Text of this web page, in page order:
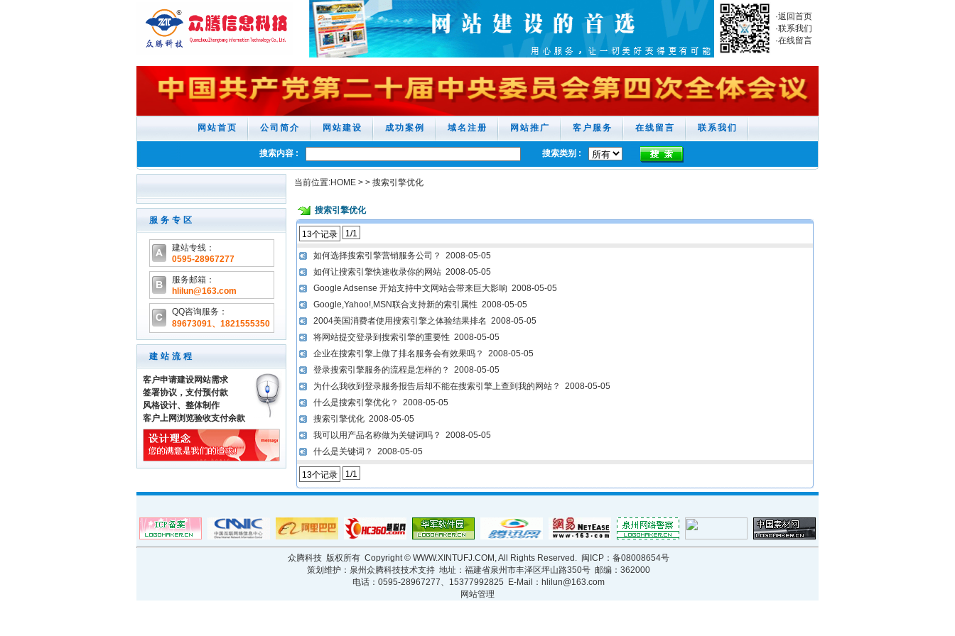
·返回首页
·联系我们
·在线留言
网站首页 公司简介 网站建设 成功案例 域名注册 网站推广 客户服务 在线留言 联系我们
搜索内容 : 搜索类别 :
服务专区
建站专线：
0595-28967277
服务邮箱：
hlilun@163.com
QQ咨询服务：
89673091、1821555350
建站流程
客户申请建设网站需求
签署协议，支付预付款
风格设计、整体制作
客户上网浏览验收支付余款
当前位置:HOME > > 搜索引擎优化
搜索引擎优化
13个记录 1/1
如何选择搜索引擎营销服务公司？
2008-05-05
如何让搜索引擎快速收录你的网站2008-05-05
Google Adsense 开始支持中文网站会带来巨大影响 2008-05-05
Google,Yahoo!,MSN联合支持新的索引属性 2008-05-05
2004美国消费者使用搜索引擎之体验结果排名 2008-05-05
将网站提交登录到搜索引擎的重要性 2008-05-05
企业在搜索引擎上做了排名服务会有效果吗？
2008-05-05
登录搜索引擎服务的流程是怎样的？
2008-05-05
为什么我收到登录服务报告后却不能在搜索引擎上查到我的网站？
2008-05-05
什么是搜索引擎优化？
2008-05-05
搜索引擎优化2008-05-05
我可以用产品名称做为关键词吗？
2008-05-05
什么是关键词？
2008-05-05
13个记录 1/1
众腾科技 版权所有 Copyright © WWW.XINTUFJ.COM , All Rights Reserved. 闽ICP：备08008654号
策划维护：泉州众腾科技技术支持 地址：福建省泉州市丰泽区坪山路350号 邮编：362000
电话：0595-28967277、15377992825 E-Mail： hlilun@163.com
网站管理